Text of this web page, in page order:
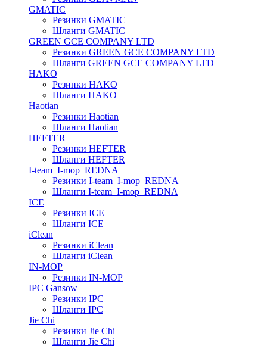
GMATIC
Резинки GMATIC
Шланги GMATIC
GREEN GCE COMPANY LTD
Резинки GREEN GCE COMPANY LTD
Шланги GREEN GCE COMPANY LTD
HAKO
Резинки HAKO
Шланги HAKO
Haotian
Резинки Haotian
Шланги Haotian
HEFTER
Резинки HEFTER
Шланги HEFTER
I-team_I-mop_REDNA
Резинки I-team_I-mop_REDNA
Шланги I-team_I-mop_REDNA
ICE
Резинки ICE
Шланги ICE
iClean
Резинки iClean
Шланги iClean
IN-MOP
Резинки IN-MOP
IPC Gansow
Резинки IPC
Шланги IPC
Jie Chi
Резинки Jie Chi
Шланги Jie Chi